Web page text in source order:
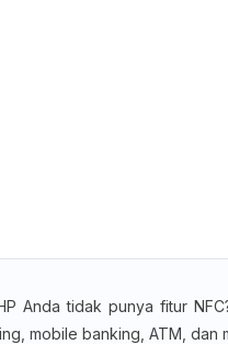
Anda tidak punya fitur
mobile banking, ATM, dan